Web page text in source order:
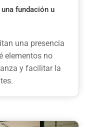
fundación u
una presencia
elementos no
y facilitar la